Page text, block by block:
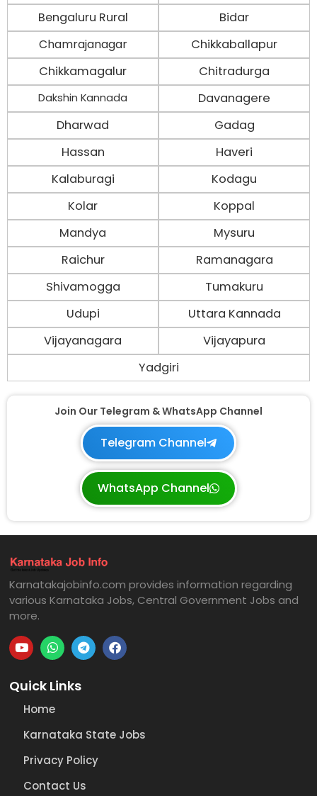
Bengaluru Rural
Bidar
Chamrajanagar
Chikkaballapur
Chikkamagalur
Chitradurga
Dakshin Kannada
Davanagere
Dharwad
Gadag
Hassan
Haveri
Kalaburagi
Kodagu
Kolar
Koppal
Mandya
Mysuru
Raichur
Ramanagara
Shivamogga
Tumakuru
Udupi
Uttara Kannada
Vijayanagara
Vijayapura
Yadgiri
Join Our Telegram & WhatsApp Channel
Telegram Channel
WhatsApp Channel
Karnatakajobinfo.com provides information regarding
various Karnataka Jobs, Central Government Jobs and
more.
Quick Links
Home
Karnataka State Jobs
Privacy Policy
Contact Us